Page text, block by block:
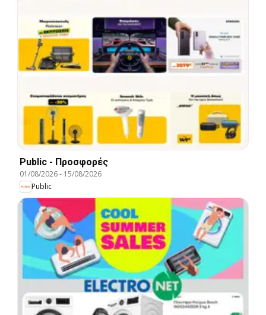
Public - Προσφορές
01/08/2026- 15/08/2026
Public